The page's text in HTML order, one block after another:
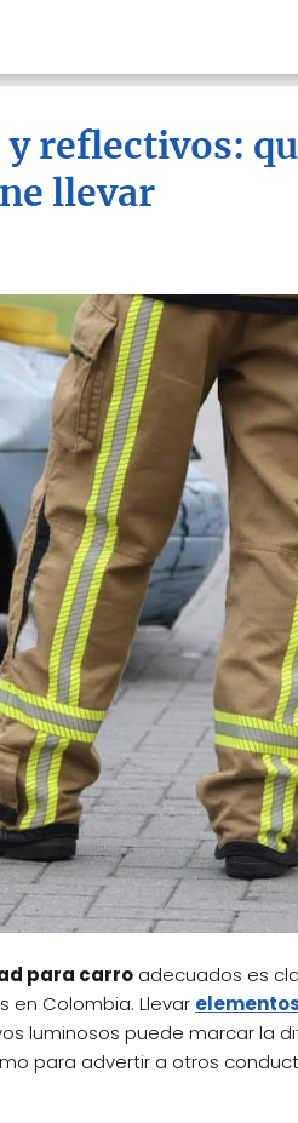
reflectivos:
llevar
para carro adecuados es
en Colombia. Llevar
luminosos puede marcar la
para advertir a otros